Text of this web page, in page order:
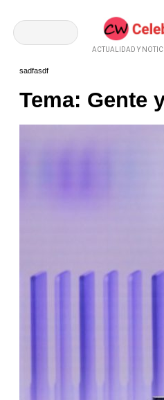
ACTUALIDAD Y
sadfasdf
Tema: Gente